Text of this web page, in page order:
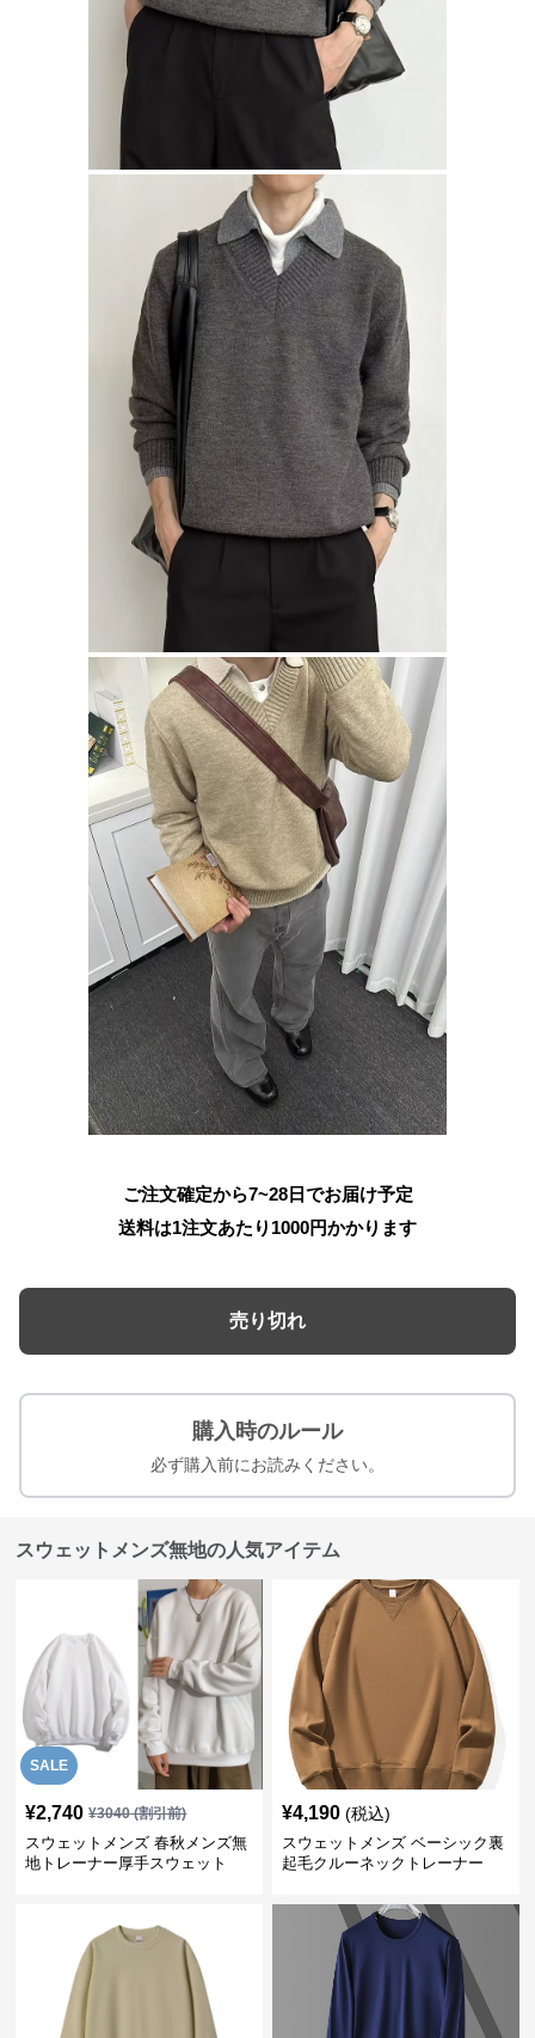
ご注文確定から7~28日でお届け予定
送料は1注文あたり 1000円かかります
売り切れ
購入時のルール
必ず購入前にお読みください。
スウェットメンズ無地の人気アイテム
SALE
¥2,740 ¥3040(割引前)
スウェットメンズ 春秋メンズ無
地トレーナー厚手スウェット
¥4,190 (税込)
スウェットメンズ ベーシック裏
起毛クルーネックトレーナー